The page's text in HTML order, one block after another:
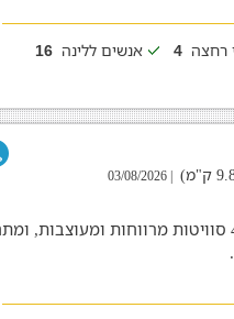
רחצה 4 אנשים ללינה 16
| 03/08/2026
וילה לנופש יוקרתי בחד נס. בוילה 4 סוויטות